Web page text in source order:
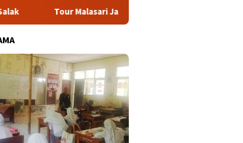
Malasari Jadi Magnet Sport Tourism, Dongkrak